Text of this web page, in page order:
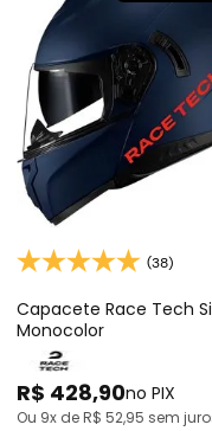
(38)
Capacete Race Tech
Monocolor
R$ 428,90no PIX
Ou 9x de R$52,95 sem